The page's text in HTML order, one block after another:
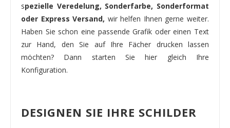
spezielle Veredelung, Sonderfarbe, Sonderformat
oder Express Versand, wir helfen Ihnen gerne weiter.
Haben Sie schon eine passende Grafik oder einen Text
zur Hand, den Sie auf Ihre Fächer drucken lassen
möchten? Dann starten Sie hier gleich Ihre
Konfiguration.
DESIGNEN SIE IHRE SCHILDER